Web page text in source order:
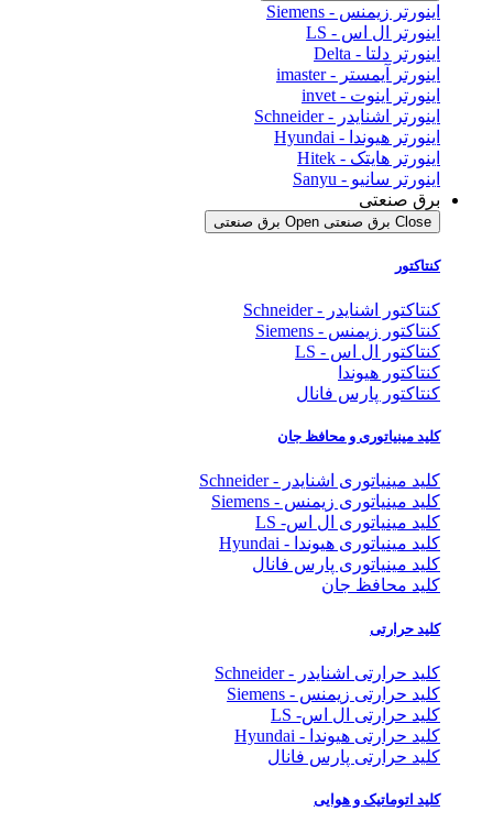
اینورتر زیمنس - Siemens
اینورتر ال اس - LS
اینورتر دلتا - Delta
اینورتر آیمستر - imaster
اینورتر اینوت - invet
اینورتر اشنایدر - Schneider
اینورتر هیوندا - Hyundai
اینورتر هایتک - Hitek
اینورتر سانیو - Sanyu
برق صنعتی
Close برق صنعتی Open برق صنعتی
کنتاکتور
کنتاکتور اشنایدر - Schneider
کنتاکتور زیمنس - Siemens
کنتاکتور ال اس - LS
کنتاکتور هیوندا
کنتاکتور پارس فانال
کلید مینیاتوری و محافظ جان
کلید مینیاتوری اشنایدر - Schneider
کلید مینیاتوری زیمنس - Siemens
کلید مینیاتوری ال اس- LS
کلید مینیاتوری هیوندا - Hyundai
کلید مینیاتوری پارس فانال
کلید محافظ جان
کلید حرارتی
کلید حرارتی اشنایدر - Schneider
کلید حرارتی زیمنس - Siemens
کلید حرارتی ال اس- LS
کلید حرارتی هیوندا - Hyundai
کلید حرارتی پارس فانال
کلید اتوماتیک و هوایی